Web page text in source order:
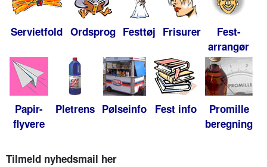
Servietfold Ordsprog Festtøj Frisurer
Fest-
arrangør
Papir-
flyvere
Pletrens Pølseinfo Fest info
Promille
beregning
Tilmeld nyhedsmail her